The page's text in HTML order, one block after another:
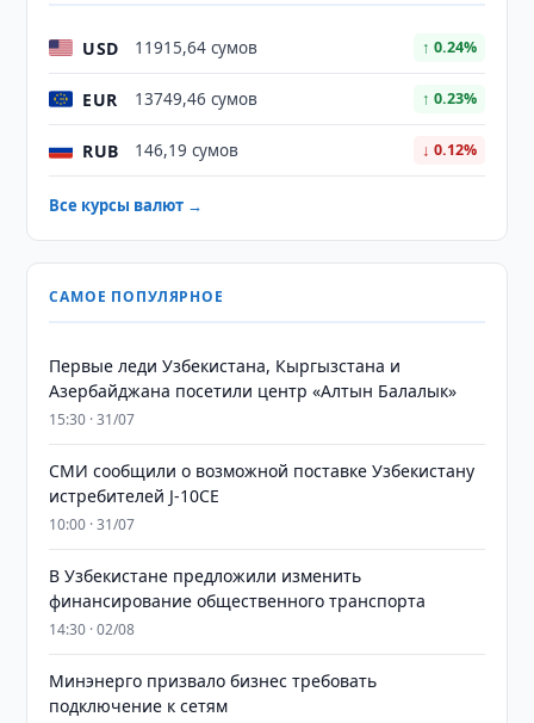
USD 11915,64 сумов ↑ 0.24%
EUR 13749,46 сумов ↑ 0.23%
RUB 146,19 сумов ↓ 0.12%
Все курсы валют →
САМОЕ ПОПУЛЯРНОЕ
Первые леди Узбекистана, Кыргызстана и
Азербайджана посетили центр «Алтын Балалык»
15:30 · 31/07
СМИ сообщили о возможной поставке Узбекистану
истребителей J-10CE
10:00 · 31/07
В Узбекистане предложили изменить
финансирование общественного транспорта
14:30 · 02/08
Минэнерго призвало бизнес требовать
подключение к сетям